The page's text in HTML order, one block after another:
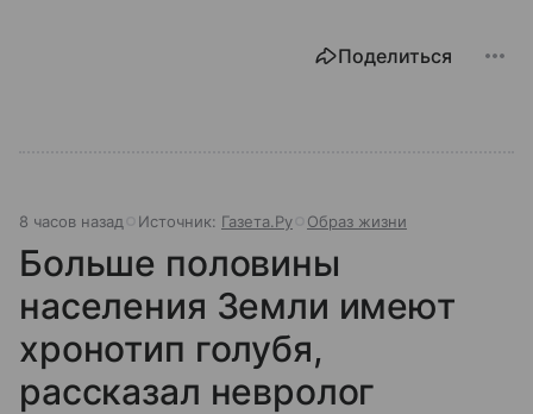
Поделиться
8 часов назад Источник: Газета.Ру Образ жизни
Больше половины
населения Земли имеют
хронотип голубя,
рассказал невролог